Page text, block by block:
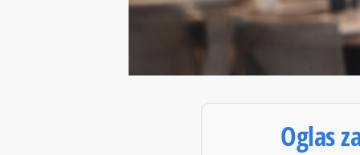
Oglas